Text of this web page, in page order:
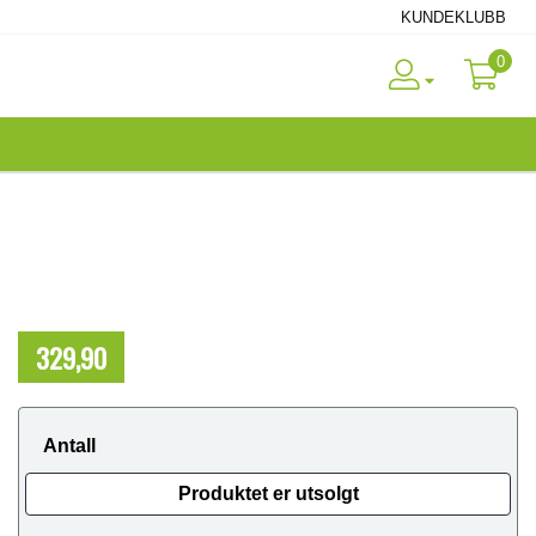
KUNDEKLUBB
0
329,90
Antall
Produktet er utsolgt